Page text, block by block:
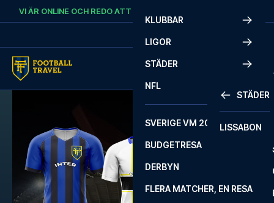
Skip to content
VI ÄR ONLINE OCH REDO ATT HJÄLPA DIG.
KLUBBAR
LIGOR
STÄDER
STÄDER
LISSABON
NFL
SVERIGE VM 2026
BUDGETRESA
DERBYN
FLERA MATCHER, EN RESA